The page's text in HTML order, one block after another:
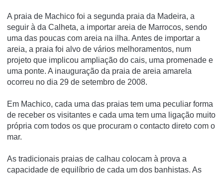
A praia de Machico foi a segunda praia da Madeira, a
seguir à da Calheta, a importar areia de Marrocos, sendo
uma das poucas com areia na ilha. Antes de importar a
areia, a praia foi alvo de vários melhoramentos, num
projeto que implicou ampliação do cais, uma promenade e
uma ponte. A inauguração da praia de areia amarela
ocorreu no dia 29 de setembro de 2008.
Em Machico, cada uma das praias tem uma peculiar forma
de receber os visitantes e cada uma tem uma ligação muito
própria com todos os que procuram o contacto direto com o
mar.
As tradicionais praias de calhau colocam à prova a
capacidade de equilíbrio de cada um dos banhistas. As